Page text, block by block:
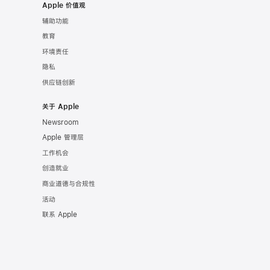
Apple 价值观
辅助功能
教育
环境责任
隐私
供应链创新
关于 Apple
Newsroom
Apple 管理层
工作机会
创造就业
商业道德与合规性
活动
联系 Apple